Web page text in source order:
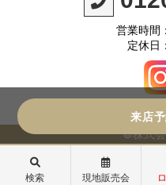
営業時間
定休日
©株式会
来店
検索 現地販売会